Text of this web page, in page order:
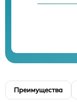
Преимущества